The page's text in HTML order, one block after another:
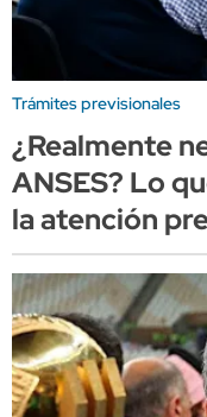
Trámites previsionales
¿Realmente
ANSES? Lo
la atención